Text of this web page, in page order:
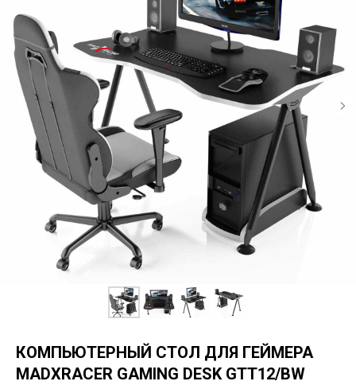
КОМПЬЮТЕРНЫЙ СТОЛ ДЛЯ ГЕЙМЕРА
MADXRACER GAMING DESK GTT12/BW